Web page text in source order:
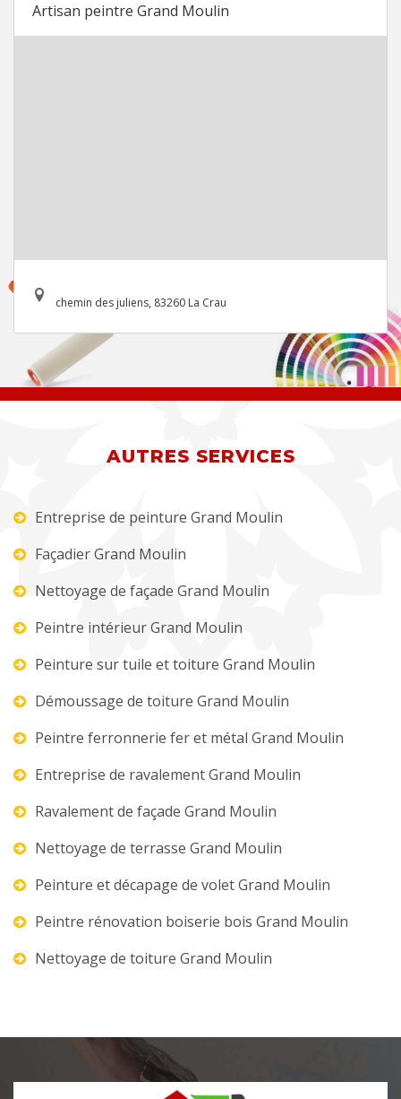
Artisan peintre Grand Moulin
chemin des juliens, 83260 La Crau
AUTRES SERVICES
Entreprise de peinture Grand Moulin
Façadier Grand Moulin
Nettoyage de façade Grand Moulin
Peintre intérieur Grand Moulin
Peinture sur tuile et toiture Grand Moulin
Démoussage de toiture Grand Moulin
Peintre ferronnerie fer et métal Grand Moulin
Entreprise de ravalement Grand Moulin
Ravalement de façade Grand Moulin
Nettoyage de terrasse Grand Moulin
Peinture et décapage de volet Grand Moulin
Peintre rénovation boiserie bois Grand Moulin
Nettoyage de toiture Grand Moulin